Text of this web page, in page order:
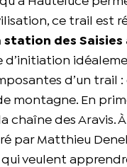
ce trail est
station des Saisies
d’un trail :
montagne. En
des Aravis.
par Matthieu
veulent